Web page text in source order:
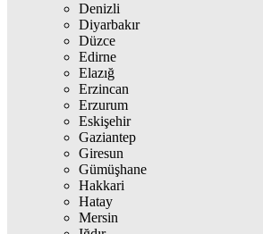
Denizli
Diyarbakır
Düzce
Edirne
Elazığ
Erzincan
Erzurum
Eskişehir
Gaziantep
Giresun
Gümüşhane
Hakkari
Hatay
Mersin